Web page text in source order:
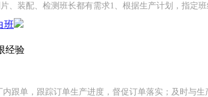
、装配、检测班长都有需求1、根据生产计划，指定
班
经验
内跟单，跟踪订单生产进度，督促订单落实；及时与